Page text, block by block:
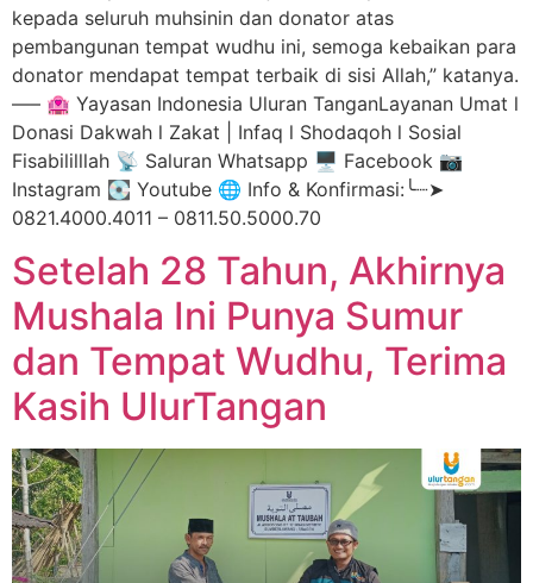
kepada seluruh muhsinin dan donator atas
pembangunan tempat wudhu ini, semoga kebaikan para
donator mendapat tempat terbaik di sisi Allah,” katanya.
—– 🏩 Yayasan Indonesia Uluran TanganLayanan Umat l
Donasi Dakwah l Zakat | Infaq l Shodaqoh l Sosial
Fisabililllah 📡 Saluran Whatsapp 🖥️ Facebook 📷
Instagram 💽 Youtube 🌐 Info & Konfirmasi:╰┈➤
0821.4000.4011 – 0811.50.5000.70
Setelah 28 Tahun, Akhirnya
Mushala Ini Punya Sumur
dan Tempat Wudhu, Terima
Kasih UlurTangan